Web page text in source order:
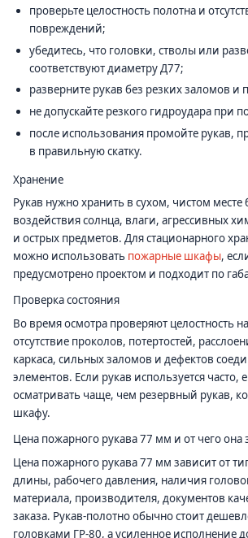
проверьте целостность полотна и
повреждений;
убедитесь, что головки, стволы или
соответствуют диаметру Д77;
разверните рукав без резких заломов и
не допускайте резкого гидроудара при
после использования промойте рукав,
в правильную скатку.
Хранение
Рукав нужно хранить в сухом, чистом месте
воздействия солнца, влаги, агрессивных
и острых предметов. Для стационарного
можно использовать пожарные шкафы,
предусмотрено проектом и подходит по
Проверка состояния
Во время осмотра проверяют целостность
отсутствие проколов, потертостей,
каркаса, сильных заломов и дефектов
элементов. Если рукав используется часто,
осматривать чаще, чем резервный рукав,
шкафу.
Цена пожарного рукава 77 мм и от чего она
Цена пожарного рукава 77 мм зависит от
длины, рабочего давления, наличия
материала, производителя, документов
заказа. Рукав-полотно обычно стоит
головками ГР-80, а усиленное исполнение